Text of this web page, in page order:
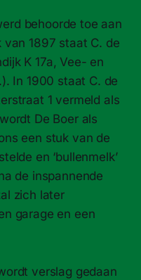
behoorde toe aan
van 1897 staat C. de
K 17a, Vee- en
In 1900 staat C. de
1 vermeld als
De Boer als
een stuk van de
en ‘bullenmelk’
de inspannende
zich later
garage en een
verslag gedaan